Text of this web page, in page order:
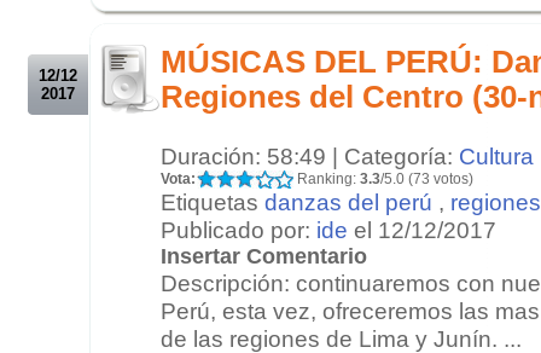
12/12
2017
MÚSICAS DEL PERÚ:
Regiones del Centro (30-
Duración: 58:49 | Categoría: Cultura
Vota: Ranking: 3.3/5.0 (73 votos)
Etiquetas danzas del perú ,
Publicado por: ide el 12/12/2017
Insertar Comentario
Descripción: continuaremos con
Perú, esta vez, ofreceremos las
de las regiones de Lima y Junín. ...